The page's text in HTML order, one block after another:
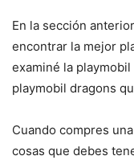
En la sección
encontrar la mejor
examiné la
playmobil dragons
Cuando compres
cosas que debes